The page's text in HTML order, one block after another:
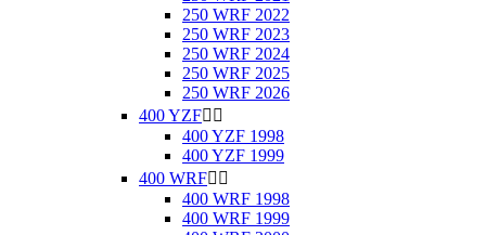
250 WRF 2022
250 WRF 2023
250 WRF 2024
250 WRF 2025
250 WRF 2026
400 YZF 
400 YZF 1998
400 YZF 1999
400 WRF 
400 WRF 1998
400 WRF 1999